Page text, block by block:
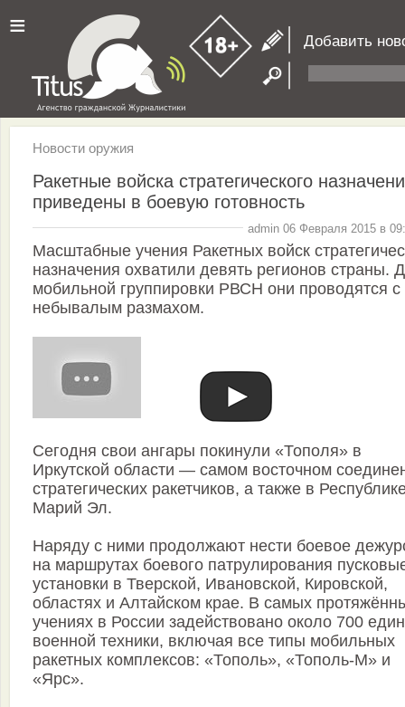
≡ Добавить
Новости оружия
Ракетные войска стратегического
приведены в боевую готовность
admin 06 Февраля 2015 в
Масштабные учения Ракетных войск
назначения охватили девять регионов страны.
мобильной группировки РВСН они проводятся с
небывалым размахом.
Сегодня свои ангары покинули «Тополя» в
Иркутской области — самом восточном
стратегических ракетчиков, а также в
Марий Эл.
Наряду с ними продолжают нести боевое
на маршрутах боевого патрулирования
установки в Тверской, Ивановской, Кировской,
областях и Алтайском крае. В самых
учениях в России задействовано около 700
военной техники, включая все типы мобильных
ракетных комплексов: «Тополь», «Тополь-М» и
«Ярс».